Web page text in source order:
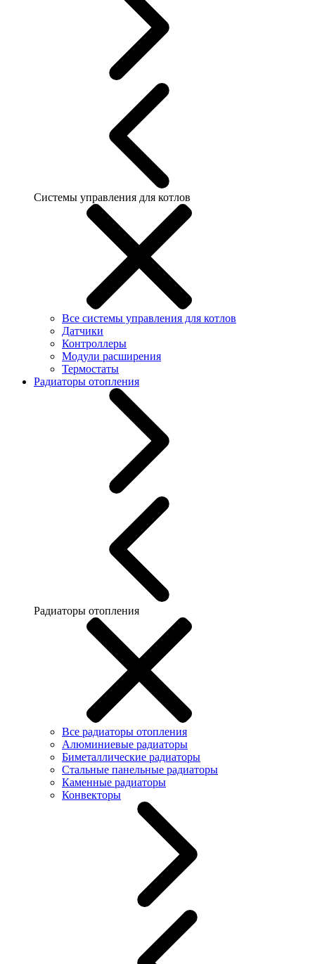
Системы управления для котлов
Все системы управления для котлов
Датчики
Контроллеры
Модули расширения
Термостаты
Радиаторы отопления
Радиаторы отопления
Все радиаторы отопления
Алюминиевые радиаторы
Биметаллические радиаторы
Стальные панельные радиаторы
Каменные радиаторы
Конвекторы